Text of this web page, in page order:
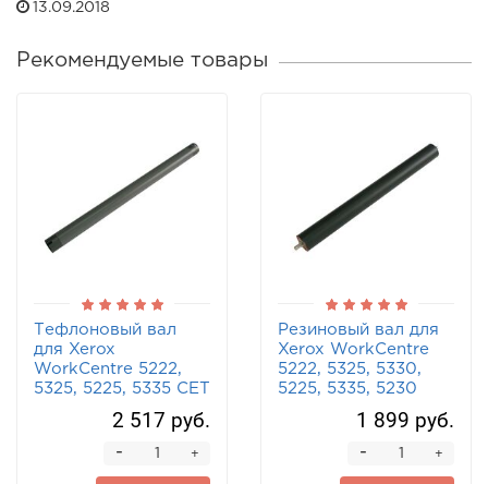
13.09.2018
Рекомендуемые товары
Тефлоновый вал
для Xerox
WorkCentre 5222,
5325, 5225, 5335 CET
2 517 руб.
+
-
Резиновый вал для
Xerox WorkCentre
5222, 5325, 5330,
5225, 5335, 5230
1 899 руб.
+
-